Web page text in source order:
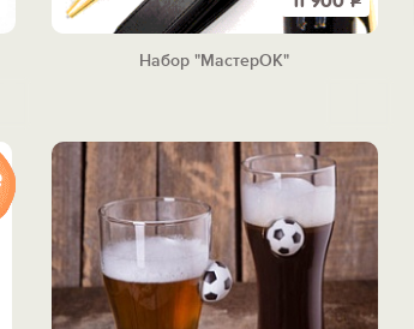
Набор "МастерОК"